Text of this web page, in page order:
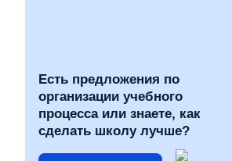
Есть предложения по
организации учебного
процесса или знаете, как
сделать школу лучше?